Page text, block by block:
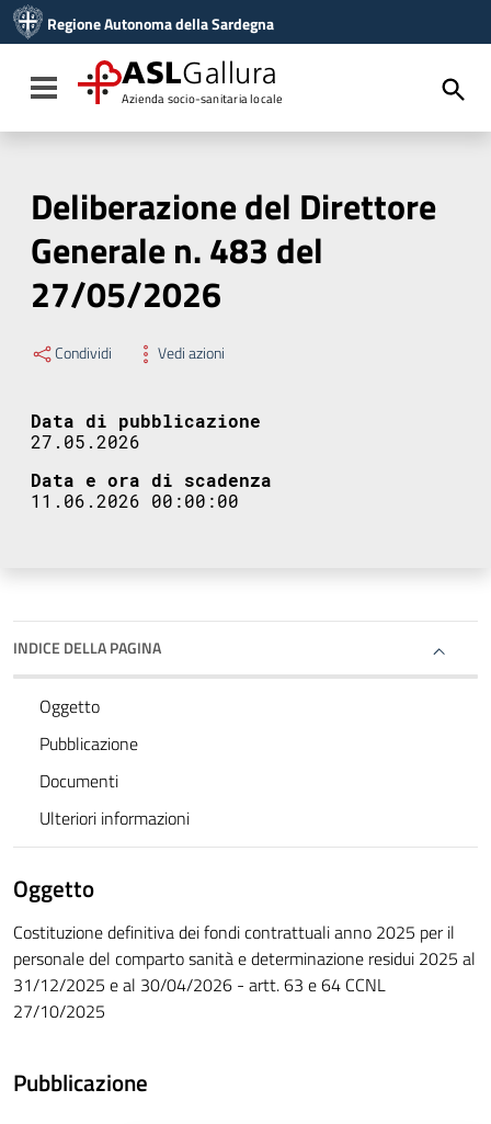
Vai al menu di navigazione
Vai al footer
Regione Autonoma della Sardegna
Toggle navigation
ASLGallura
Azienda socio-sanitaria locale
Deliberazione del Direttore
Generale n. 483 del
27/05/2026
Condividi Vedi azioni
Data di pubblicazione
27.05.2026
Data e ora di scadenza
11.06.2026 00:00:00
INDICE DELLA PAGINA
Oggetto
Pubblicazione
Documenti
Ulteriori informazioni
Oggetto
Costituzione definitiva dei fondi contrattuali anno 2025 per il
personale del comparto sanità e determinazione residui 2025 al
31/12/2025 e al 30/04/2026 - artt. 63 e 64 CCNL
27/10/2025
Pubblicazione